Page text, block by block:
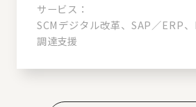
サービス：
SCMデジタル改革、SAP／ERP
調達支援